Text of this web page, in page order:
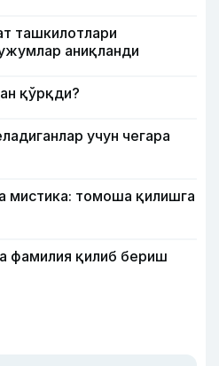
ташкилотлари
аниқланди
қўрқди?
учун чегара
мистика: томоша қилишга
фамилия қилиб бериш